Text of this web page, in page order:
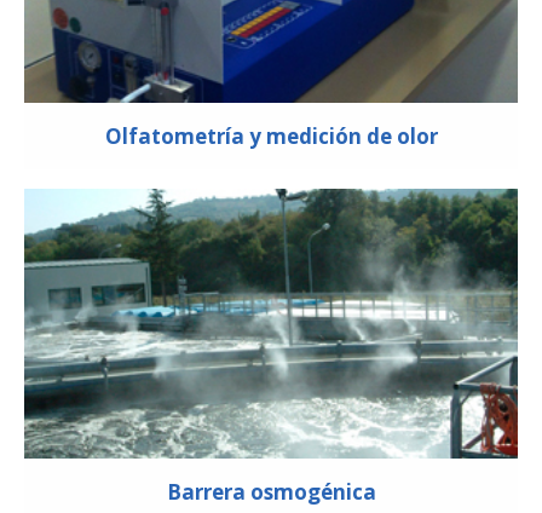
Olfatometría y medición de olor
Barrera osmogénica